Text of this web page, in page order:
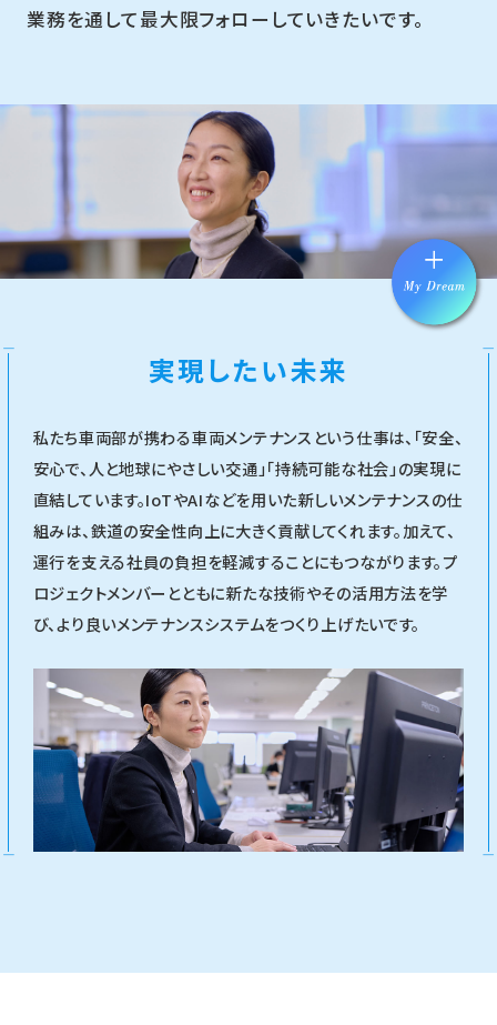
業務を通して最大限フォローしていきたいです。
実現したい未来
私たち車両部が携わる車両メンテナンスという仕事は、「安全、
安心で、人と地球にやさしい交通」「持続可能な社会」の実現に
直結しています。IoTやAIなどを用いた新しいメンテナンスの仕
組みは、鉄道の安全性向上に大きく貢献してくれます。加えて、
運行を支える社員の負担を軽減することにもつながります。プ
ロジェクトメンバーとともに新たな技術やその活用方法を学
び、より良いメンテナンスシステムをつくり上げたいです。